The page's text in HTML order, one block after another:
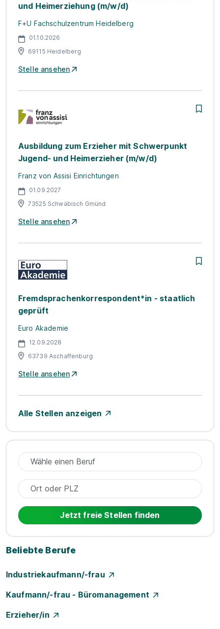
und Heimerziehung (m/w/d)
F+U Fachschulzentrum Heidelberg
01.10.2026
69115 Heidelberg
Stelle ansehen
Ausbildung zum Erzieher mit Schwerpunkt
Jugend- und Heimerzieher (m/w/d)
Franz von Assisi Einrichtungen
01.09.2027
73525 Schwäbisch Gmünd
Stelle ansehen
Fremdsprachenkorrespondent*in - staatlich
geprüft
Euro Akademie
12.09.2028
63739 Aschaffenburg
Stelle ansehen
Alle Stellen anzeigen
Jetzt freie Stellen finden
Beliebte Berufe
Industriekaufmann/-frau
Kaufmann/-frau - Büromanagement
Erzieher/in